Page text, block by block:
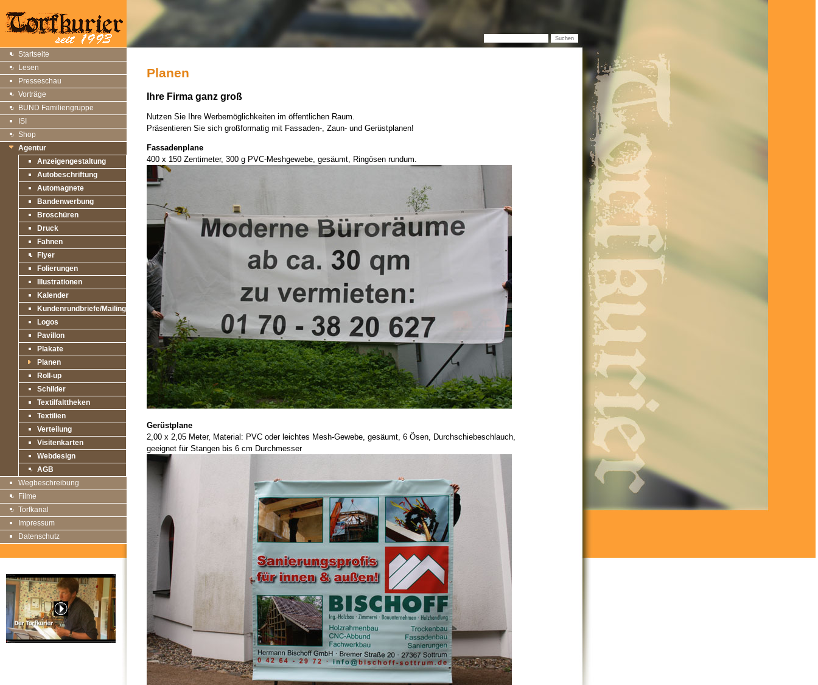
Startseite
Lesen
Presseschau
Vorträge
BUND Familiengruppe
ISI
Shop
Agentur
Anzeigengestaltung
Autobeschriftung
Automagnete
Bandenwerbung
Broschüren
Druck
Fahnen
Flyer
Folierungen
Illustrationen
Kalender
Kundenrundbriefe/Mailings
Logos
Pavillon
Plakate
Planen
Roll-up
Schilder
Textilfalttheken
Textilien
Verteilung
Visitenkarten
Webdesign
AGB
Wegbeschreibung
Filme
Torfkanal
Impressum
Datenschutz
Planen
Ihre Firma ganz groß
Nutzen Sie Ihre Werbemöglichkeiten im öffentlichen Raum.
Präsentieren Sie sich großformatig mit Fassaden-, Zaun- und Gerüstplanen!
Fassadenplane
400 x 150 Zentimeter, 300 g PVC-Meshgewebe, gesäumt, Ringösen rundum.
Gerüstplane
2,00 x 2,05 Meter, Material: PVC oder leichtes Mesh-Gewebe, gesäumt, 6 Ösen, Durchschiebeschlauch,
geeignet für Stangen bis 6 cm Durchmesser